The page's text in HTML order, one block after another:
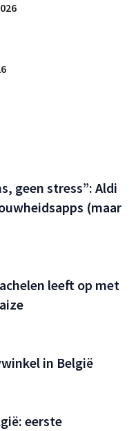
geen stress”: Aldi
(maar
leeft op met
in België
eerste